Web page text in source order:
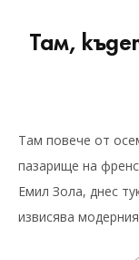
Там,
Там повече от
пазарище на
Емил Зола, днес
извисява